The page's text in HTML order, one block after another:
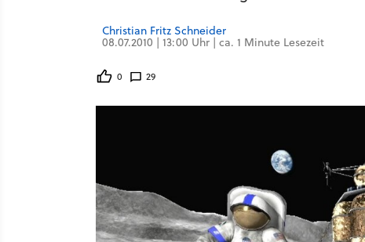
Christian Fritz Schneider
08.07.2010 | 13:00 Uhr | ca. 1 Minute Lesezeit
0 29